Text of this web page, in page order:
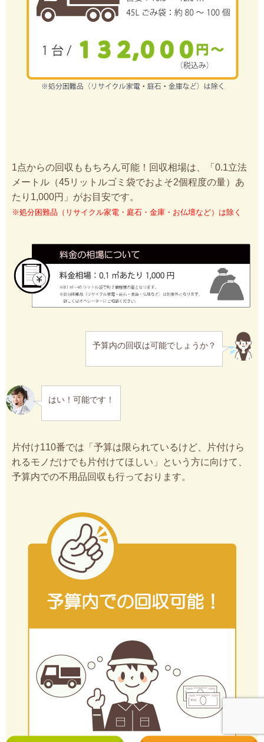
1点からの回収ももちろん可能！回収相場は、「0.1立法
メートル（45リットルゴミ袋でおよそ2個程度の量）あ
たり1,000円」がお目安です。
※処分困難品（リサイクル家電・庭石・金庫・お仏壇など）は除く
予算内の回収は可能でしょうか？
はい！可能です！
片付け110番では「予算は限られているけど、片付けら
れるモノだけでも片付けてほしい」という方に向けて、
予算内での不用品回収も行っております。